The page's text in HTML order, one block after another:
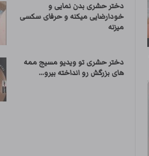
دختر حشری بدن نمایی و
خودارضایی میکنه و حرفای سکسی
میزنه
دختر حشری تو ویدیو مسیج ممه
های بزرگش رو انداخته بیرو...